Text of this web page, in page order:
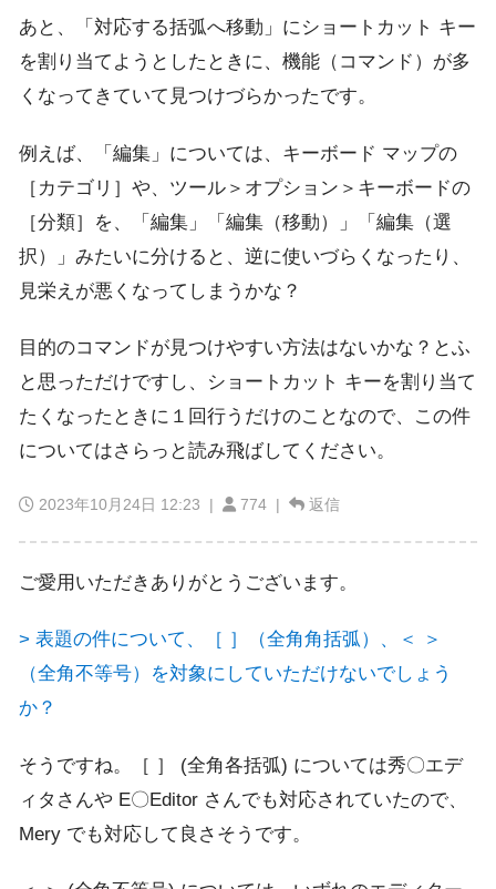
あと、「対応する括弧へ移動」にショートカット キー
を割り当てようとしたときに、機能（コマンド）が多
くなってきていて見つけづらかったです。
例えば、「編集」については、キーボード マップの
［カテゴリ］や、ツール＞オプション＞キーボードの
［分類］を、「編集」「編集（移動）」「編集（選
択）」みたいに分けると、逆に使いづらくなったり、
見栄えが悪くなってしまうかな？
目的のコマンドが見つけやすい方法はないかな？とふ
と思っただけですし、ショートカット キーを割り当て
たくなったときに１回行うだけのことなので、この件
についてはさらっと読み飛ばしてください。
2023年10月24日 12:23 | 774 | 返信
ご愛用いただきありがとうございます。
> 表題の件について、［ ］（全角角括弧）、＜ ＞
（全角不等号）を対象にしていただけないでしょう
か？
そうですね。［ ］ (全角各括弧) については秀〇エデ
ィタさんや E〇Editor さんでも対応されていたので、
Mery でも対応して良さそうです。